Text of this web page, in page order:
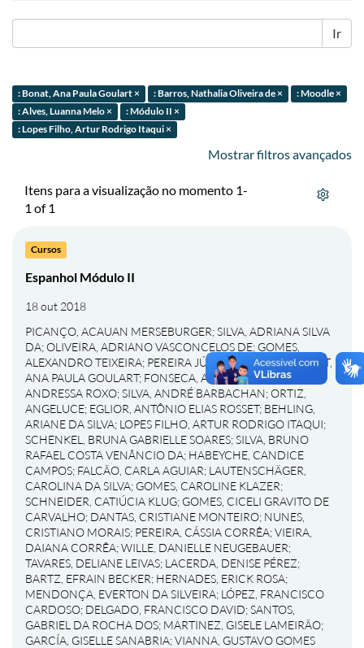
Ir
: Bonat, Ana Paula Goulart × : Barros, Nathalia Oliveira de ×
: Moodle ×
: Alves, Luanna Melo ×
: Módulo II ×
: Lopes Filho, Artur Rodrigo Itaqui ×
Mostrar filtros avançados
Itens para a visualização no momento 1-
1 of 1
Cursos
Espanhol Módulo II
18 out 2018
PICANÇO, ACAUAN MERSEBURGER;SILVA, ADRIANA SILVA
DA;OLIVEIRA, ADRIANO VASCONCELOS DE; GOMES,
ALEXANDRO TEIXEIRA; PEREIRA JÚNIOR, ALÉRCIO;BONAT,
ANA PAULA GOULART; FONSECA, ANDREA UALT;PONS,
ANDRESSA ROXO;SILVA, ANDRÉ BARBACHAN;ORTIZ,
ANGELUCE; EGLIOR, ANTÔNIO ELIAS ROSSET; BEHLING,
ARIANE DA SILVA; LOPES FILHO, ARTUR RODRIGO ITAQUI;
SCHENKEL, BRUNA GABRIELLE SOARES;SILVA, BRUNO
RAFAEL COSTA VENÂNCIO DA; HABEYCHE, CANDICE
CAMPOS; FALCÃO, CARLA AGUIAR; LAUTENSCHÄGER,
CAROLINA DA SILVA; GOMES, CAROLINE KLAZER;
SCHNEIDER, CATIÚCIA KLUG; GOMES, CICELI GRAVITO DE
CARVALHO; DANTAS, CRISTIANE MONTEIRO; NUNES,
CRISTIANO MORAIS; PEREIRA, CÁSSIA CORRÊA;VIEIRA,
DAIANA CORRÊA;WILLE, DANIELLE NEUGEBAUER;
TAVARES, DELIANE LEIVAS; LACERDA, DENISE PÉREZ;
BARTZ, EFRAIN BECKER; HERNADES, ERICK ROSA;
MENDONÇA, EVERTON DA SILVEIRA; LÓPEZ, FRANCISCO
CARDOSO; DELGADO, FRANCISCO DAVID;SANTOS,
GABRIEL DA ROCHA DOS; MARTINEZ, GISELE LAMEIRÃO;
GARCÍA, GISELLE SANABRIA;VIANNA, GUSTAVO GOMES